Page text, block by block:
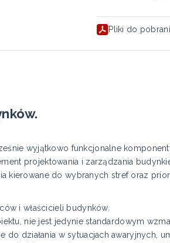
Pliki do
wyjątkowo funkcjonalne
projektowania i zarządzania
do wybranych stref oraz
i właścicieli budynków.
nie jest jedynie standardowym
działania w sytuacjach awaryjnych,